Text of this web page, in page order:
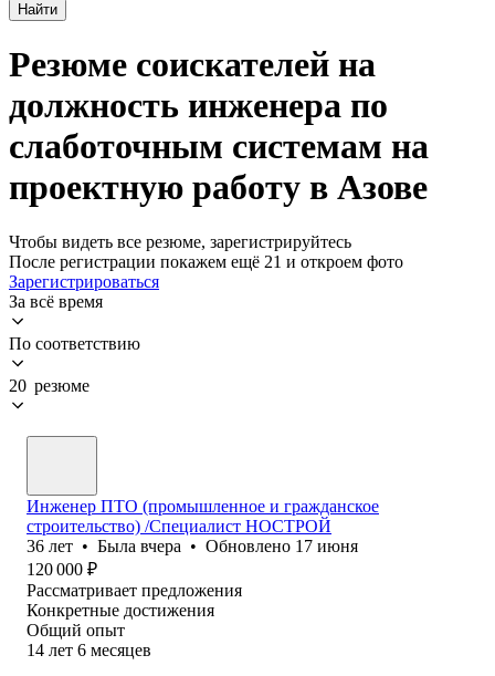
Найти
Резюме соискателей на
должность инженера по
слаботочным системам на
проектную работу в Азове
Чтобы видеть все резюме, зарегистрируйтесь
После регистрации покажем ещё 21 и откроем фото
Зарегистрироваться
За всё время
По соответствию
20 резюме
Инженер ПТО (промышленное и гражданское
строительство) /Специалист НОСТРОЙ
36 лет • Была вчера • Обновлено 17 июня
120 000 ₽
Рассматривает предложения
Конкретные достижения
Общий опыт
14 лет 6 месяцев